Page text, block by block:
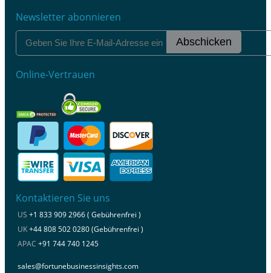
Newsletter abonnieren
Abschicken
Online-Vertrauen
Kontaktieren Sie uns
US +1 833 909 2966 ( Gebührenfrei )
UK+44 808 502 0280 (Gebührenfrei )
APAC +91 744 740 1245
sales@fortunebusinessinsights.com